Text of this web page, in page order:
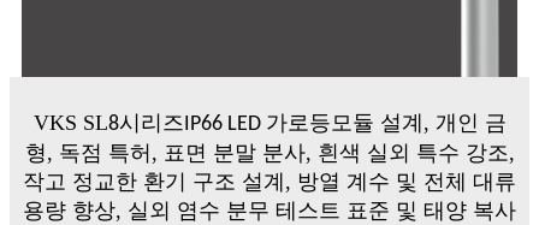
VKS SL8시리즈IP66 LED 가로등 모듈 설계, 개인 금
형, 독점 특허, 표면 분말 분사, 흰색 실외 특수 강조,
작고 정교한 환기 구조 설계, 방열 계수 및 전체 대류
용량 향상, 실외 염수 분무 테스트 표준 및 태양 복사